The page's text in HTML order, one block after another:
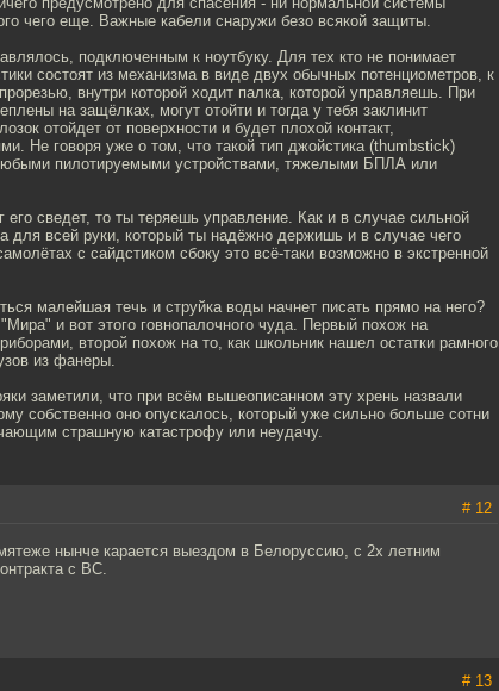
чего еще. Важные кабели снаружи безо всякой защиты.
подключенным к ноутбуку. Для тех кто не понимает
состоят из механизма в виде двух обычных потенциометров, к
внутри которой ходит палка, которой управляешь. При
на защёлках, могут отойти и тогда у тебя заклинит
отойдет от поверхности и будет плохой контакт,
Не говоря уже о том, что такой тип джойстика (thumbstick)
пилотируемыми устройствами, тяжелыми БПЛА или
его сведет, то ты теряешь управление. Как и в случае сильной
для всей руки, который ты надёжно держишь и в случае чего
с сайдстиком сбоку это всё-таки возможно в экстренной
малейшая течь и струйка воды начнет писать прямо на него?
и вот этого говнопалочного чуда. Первый похож на
второй похож на то, как школьник нашел остатки рамного
из фанеры.
заметили, что при всём вышеописанном эту хрень назвали
собственно оно опускалось, который уже сильно больше сотни
страшную катастрофу или неудачу.
# 12
нынче карается выездом в Белоруссию, с 2х летним
с ВС.
# 13